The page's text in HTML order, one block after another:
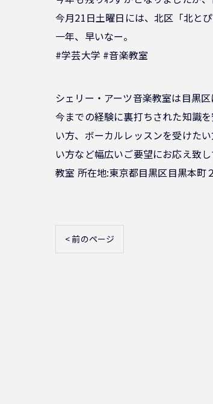
今月21日土曜日には、北区「北と
一年、早いなー。
#学芸大学 #音楽教室
シェリー・アーツ音楽教室は目黒
今までの経験に裏打ちされた知識
い方、ボーカルレッスンを受けた
い方など幅広いご要望にお応え致
教室 所在地:東京都目黒区目黒本町
< 前のページ